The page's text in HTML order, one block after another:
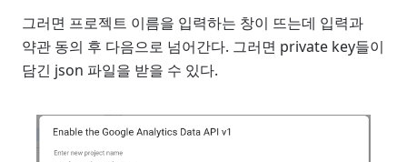
그러면 프로젝트 이름을 입력하는 창이 뜨는데 입력과
약관 동의 후 다음으로 넘어간다. 그러면 private key들이
담긴 json 파일을 받을 수 있다.